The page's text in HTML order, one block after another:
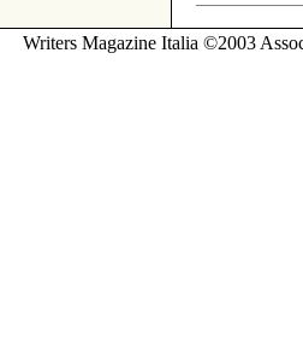
Writers Magazine Italia ©2003